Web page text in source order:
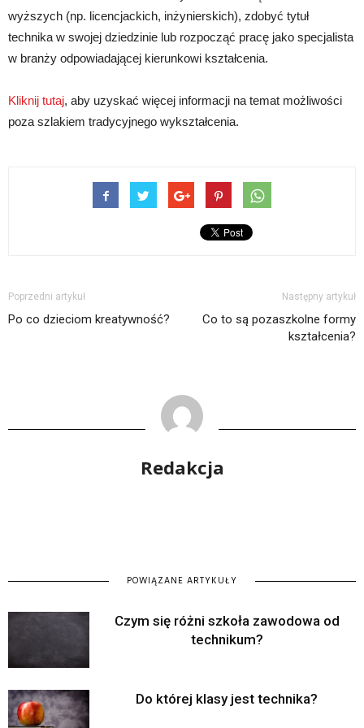
wyższych (np. licencjackich, inżynierskich), zdobyć tytuł
technika w swojej dziedzinie lub rozpocząć pracę jako specjalista
w branży odpowiadającej kierunkowi kształcenia.
Kliknij tutaj, aby uzyskać więcej informacji na temat możliwości
poza szlakiem tradycyjnego wykształcenia.
Poprzedni artykuł
Po co dzieciom kreatywność?
Następny artykuł
Co to są pozaszkolne formy
kształcenia?
Redakcja
POWIĄZANE ARTYKUŁY
Czym się różni szkoła zawodowa od
technikum?
Do której klasy jest technika?